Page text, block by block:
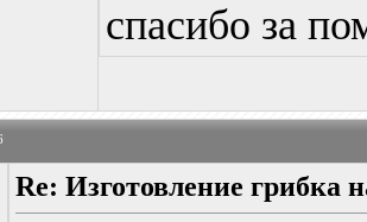
спасибо за
Re: Изготовление грибка